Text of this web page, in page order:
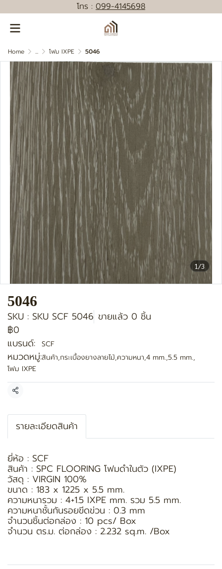
โทร : 099-4145698
Home ... โฟม IXPE 5046
1/3
5046
SKU : SKU SCF 5046 ขายแล้ว 0 ชิ้น
฿0
แบรนด์:
SCF
หมวดหมู่:สินค้า,กระเบื้องยางลายไม้,ความหนา,4 mm.,5.5 mm.,
โฟม IXPE
แชร์
รายละเอียดสินค้า
ยี่ห้อ : SCF
สินค้า : SPC FLOORING โฟมดำในตัว (IXPE)
วัสดุ : VIRGIN 100%
ขนาด : 183 x 1225 x 5.5 mm.
ความหนารวม : 4+1.5 IXPE mm. รวม 5.5 mm.
ความหนาชั้นกันรอยขีดข่วน : 0.3 mm
จำนวนชิ้นต่อกล่อง : 10 pcs/ Box
จำนวน ตร.ม. ต่อกล่อง : 2.232 sq.m. /Box